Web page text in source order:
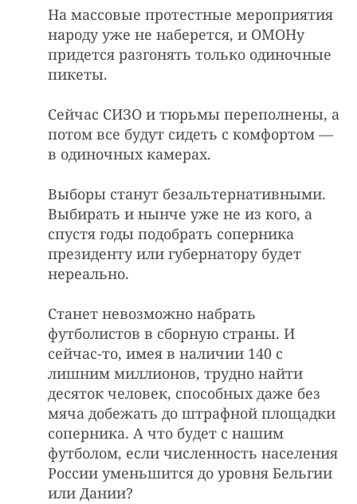
На массовые протестные мероприятия
народу уже не наберется, и ОМОНу
придется разгонять только одиночные
пикеты.
Сейчас СИЗО и тюрьмы переполнены, а
потом все будут сидеть с комфортом —
в одиночных камерах.
Выборы станут безальтернативными.
Выбирать и нынче уже не из кого, а
спустя годы подобрать соперника
президенту или губернатору будет
нереально.
Станет невозможно набрать
футболистов в сборную страны. И
сейчас-то, имея в наличии 140 с
лишним миллионов, трудно найти
десяток человек, способных даже без
мяча добежать до штрафной площадки
соперника. А что будет с нашим
футболом, если численность населения
России уменьшится до уровня Бельгии
или Дании?